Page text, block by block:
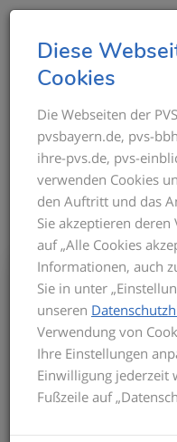
Diese
Cookies
Die Webseiten der
pvsbayern.de, pvs-
ihre-pvs.de, pvs-
verwenden Cookies
den Auftritt und das
Sie akzeptieren
auf „Alle Cookies
Informationen, auch
Sie in unter
unseren
Verwendung von
Ihre Einstellungen
Einwilligung jederzeit
Fußzeile auf
THEMEN
Bis zum
für die
GOÄ-Fassung.
Seminarinhalte.
informieren wir
Stand der
erhalten Sie